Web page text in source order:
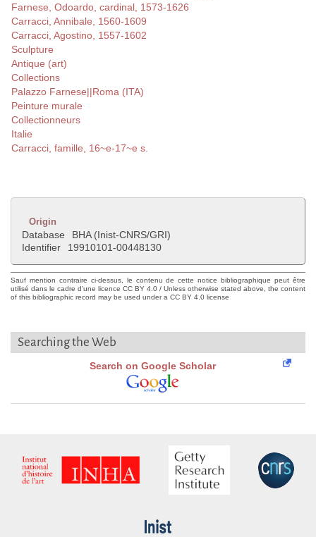
Farnese, Odoardo, cardinal, 1573-1626
Carracci, Annibale, 1560-1609
Carracci, Agostino, 1557-1602
Sculpture
Antique (art)
Collections
Palazzo Farnese||Roma (ITA)
Peinture murale
Collectionneurs
Italie
Carracci, famille, 16~e-17~e s.
Origin
Database
BHA (Inist-CNRS/GRI)
Identifier
19910101-00448130
Sauf mention contraire ci-dessus, le contenu de cette notice bibliographique peut être
utilisé dans le cadre d'une licence CC BY 4.0 / Unless otherwise stated above, the content
of this bibliographic record may be used under a CC BY 4.0 license
Searching the Web
Search on Google Scholar